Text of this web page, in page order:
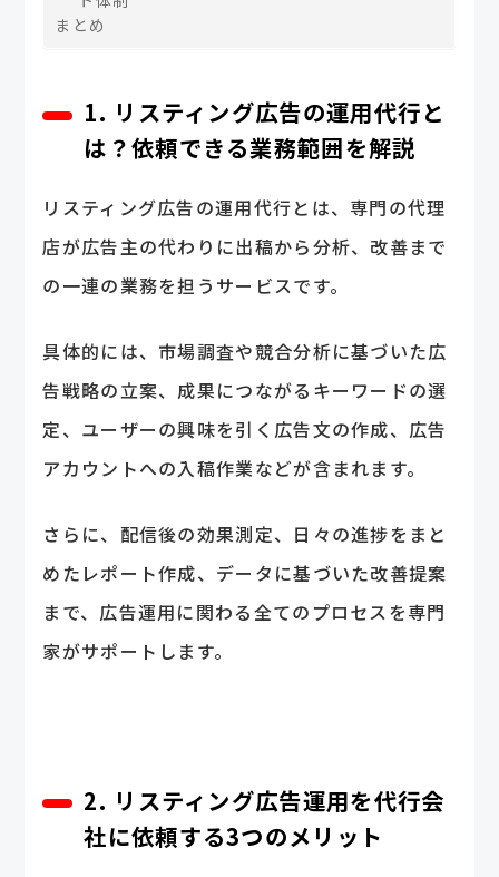
まとめ
1. リスティング広告の運用代行と
は？依頼できる業務範囲を解説
リスティング広告の運用代行とは、専門の代理
店が広告主の代わりに出稿から分析、改善まで
の一連の業務を担うサービスです。
具体的には、市場調査や競合分析に基づいた広
告戦略の立案、成果につながるキーワードの選
定、ユーザーの興味を引く広告文の作成、広告
アカウントへの入稿作業などが含まれます。
さらに、配信後の効果測定、日々の進捗をまと
めたレポート作成、データに基づいた改善提案
まで、広告運用に関わる全てのプロセスを専門
家がサポートします。
2. リスティング広告運用を代行会
社に依頼する3つのメリット